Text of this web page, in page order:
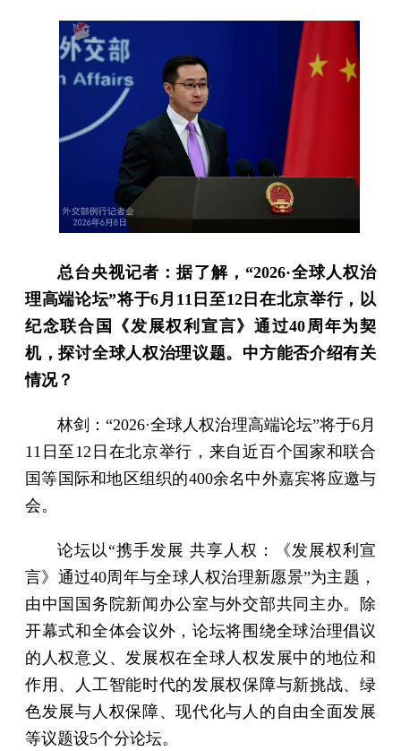
总台央视记者：据了解，“2026·全球人权治
理高端论坛”将于6月11日至12日在北京举行，以
纪念联合国《发展权利宣言》通过40周年为契
机，探讨全球人权治理议题。中方能否介绍有关
情况？
林剑：“2026·全球人权治理高端论坛”将于6月
11日至12日在北京举行，来自近百个国家和联合
国等国际和地区组织的400余名中外嘉宾将应邀与
会。
论坛以“携手发展 共享人权：《发展权利宣
言》通过40周年与全球人权治理新愿景”为主题，
由中国国务院新闻办公室与外交部共同主办。除
开幕式和全体会议外，论坛将围绕全球治理倡议
的人权意义、发展权在全球人权发展中的地位和
作用、人工智能时代的发展权保障与新挑战、绿
色发展与人权保障、现代化与人的自由全面发展
等议题设5个分论坛。